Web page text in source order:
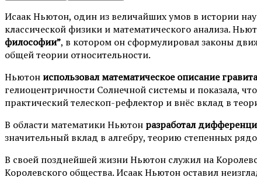
Исаак Ньютон, один из величайших умов в истории
классической физики и математического анализа.
философии”, в котором он сформулировал законы
общей теории относительности.
Ньютон использовал математическое описание
гелиоцентричности Солнечной системы и показала,
практический телескоп-рефлектор и внёс вклад в
В области математики Ньютон разработал
значительный вклад в алгебру, теорию степенных
В своей позднейшей жизни Ньютон служил на
Королевского общества. Исаак Ньютон оставил